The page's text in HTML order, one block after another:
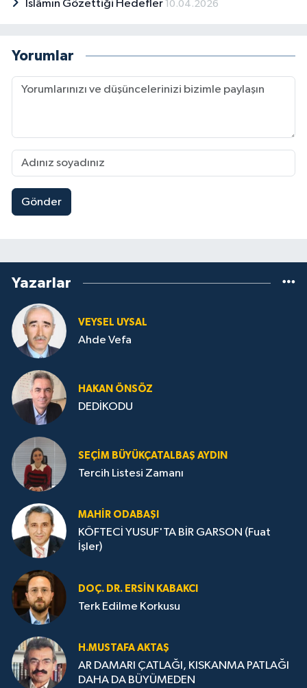
devam etmektedir. Evli ve dört çocuk babası
İslâmın Gözettiği Hedefler 10.04.2026
Yorumlar
Gönder
Yazarlar
VEYSEL UYSAL
Ahde Vefa
HA­KAN ÖN­SÖZ
DEDİKODU
SEÇIM BÜYÜKÇATALBAŞ AYDIN
Tercih Listesi Zamanı
MAHIR ODABAŞI
KÖFTECİ YUSUF'TA BİR GARSON (Fuat
İşler)
DOÇ. DR. ERSIN KABAKCI
Terk Edilme Korkusu
H.MUS­TA­FA AK­TAŞ
AR DAMARI ÇATLAĞI, KISKANMA PATLAĞI
DAHA DA BÜYÜMEDEN